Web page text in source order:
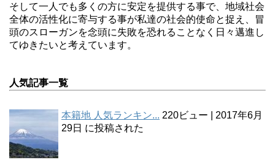
そして一人でも多くの方に安定を提供する事で、地域社会
全体の活性化に寄与する事が私達の社会的使命と捉え、冒
頭のスローガンを念頭に失敗を恐れることなく日々邁進し
てゆきたいと考えています。
人気記事一覧
本籍地 人気ランキン... 220ビュー
2017年6月
29日 に投稿された